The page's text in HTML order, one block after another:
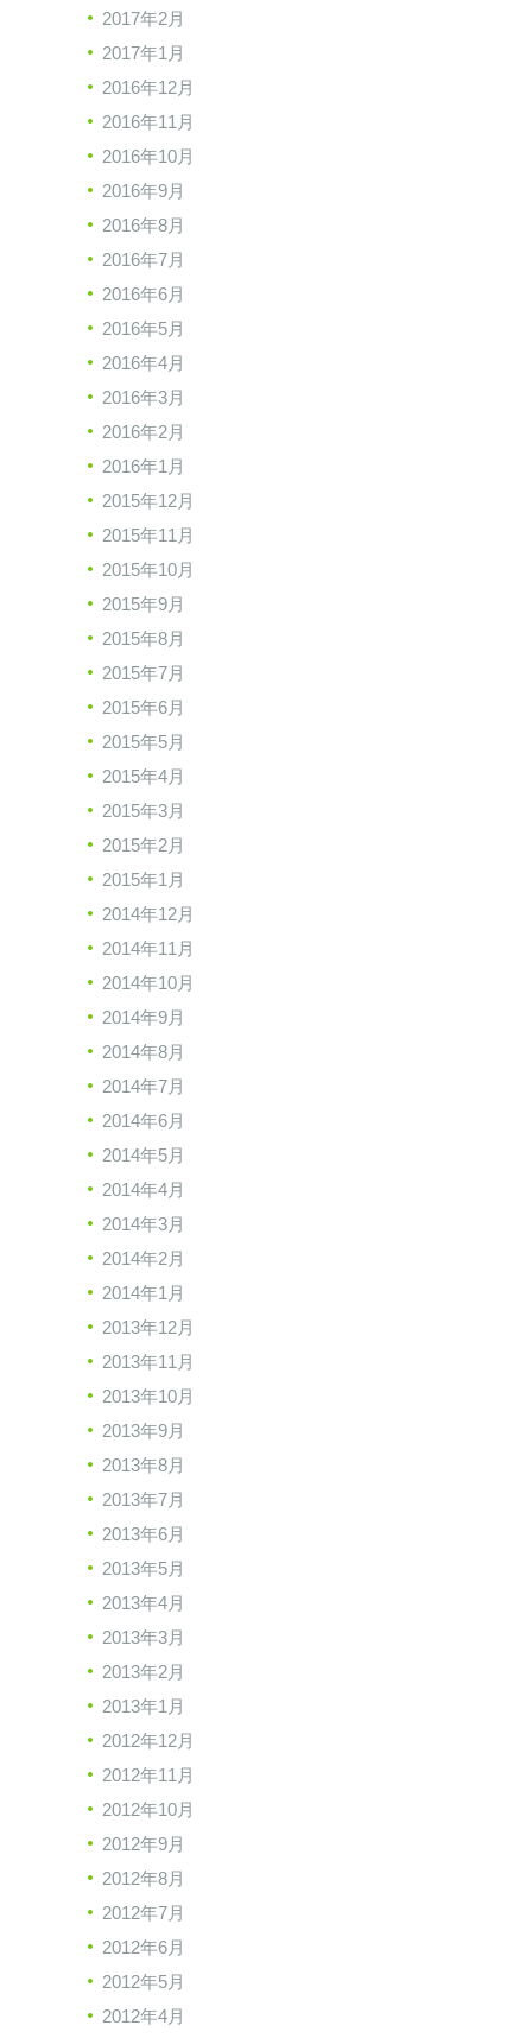
2017年2月
2017年1月
2016年12月
2016年11月
2016年10月
2016年9月
2016年8月
2016年7月
2016年6月
2016年5月
2016年4月
2016年3月
2016年2月
2016年1月
2015年12月
2015年11月
2015年10月
2015年9月
2015年8月
2015年7月
2015年6月
2015年5月
2015年4月
2015年3月
2015年2月
2015年1月
2014年12月
2014年11月
2014年10月
2014年9月
2014年8月
2014年7月
2014年6月
2014年5月
2014年4月
2014年3月
2014年2月
2014年1月
2013年12月
2013年11月
2013年10月
2013年9月
2013年8月
2013年7月
2013年6月
2013年5月
2013年4月
2013年3月
2013年2月
2013年1月
2012年12月
2012年11月
2012年10月
2012年9月
2012年8月
2012年7月
2012年6月
2012年5月
2012年4月